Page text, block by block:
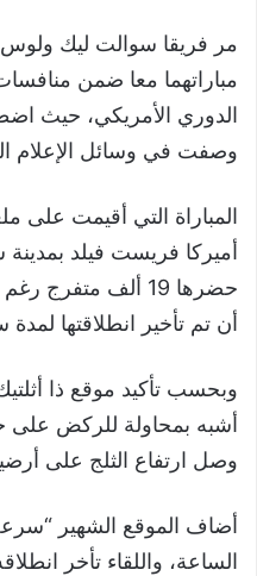
مر فريقا سوالت ليك
مباراتهما معا ضمن
الدوري الأمريكي، حيث
وصفت في وسائل الإعلام
المباراة التي أقيمت على
أميركا فريست فيلد بمدينة
حضرها 19 ألف
أن تم تأخير انطلاقتها
وبحسب تأكيد موقع ذا
أشبه بمحاولة للركض على
وصل ارتفاع الثلج على أرضية
الساعة، واللقاء تأخر